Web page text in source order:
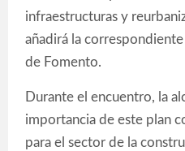
infraestructuras y
añadirá la
de Fomento.
Durante el encuentro, la
importancia de este plan
para el sector de la